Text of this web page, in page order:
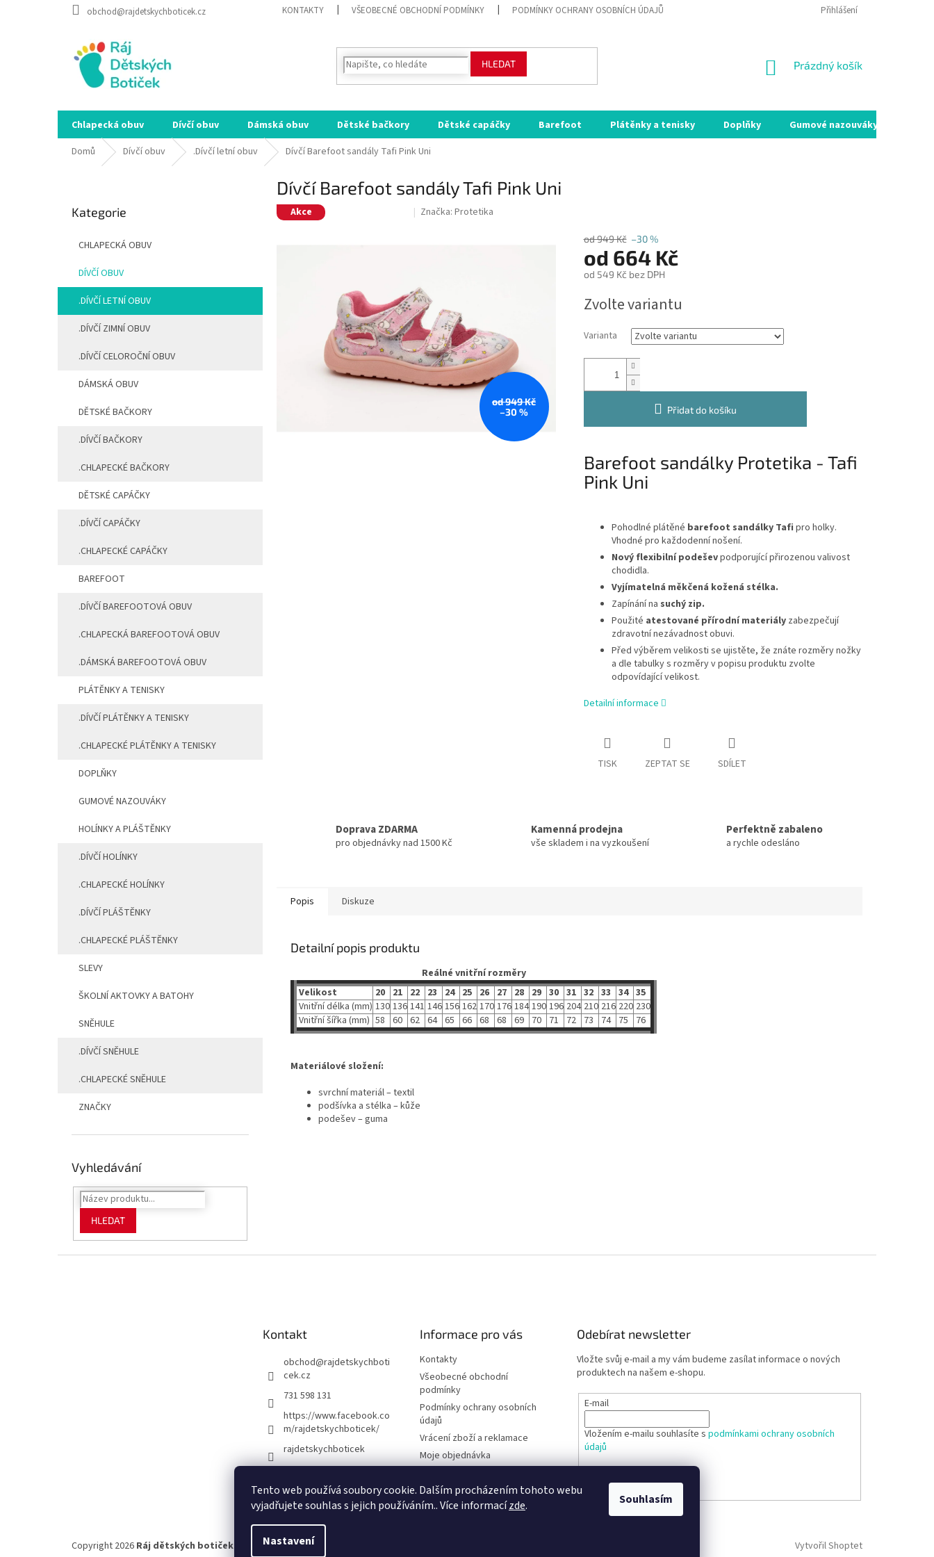
Tento web používá soubory cookie. Dalším procházením tohoto webu
vyjadřujete souhlas s jejich používáním.. Více informacízde.
Nastavení
Souhlasím
obchod@rajdetskychboticek.cz KONTAKTY VŠEOBECNÉ OBCHODNÍ PODMÍNKY PODMÍNKY OCHRANY OSOBNÍCH ÚDAJŮ MOJE OBJEDNÁVKA
Přihlášení
HLEDAT
NÁKUPNÍ
Prázdný košík
Chlapecká obuv Dívčí obuv Dámská obuv Dětské bačkory Dětské capáčky Barefoot Plátěnky a tenisky Doplňky Gumové nazouváky
Domů
Dívčí obuv .Dívčí letní obuv Dívčí Barefoot sandály Tafi Pink Uni
p
kategorie
Kategorie
CHLAPECKÁ OBUV
DÍVČÍ OBUV
.DÍVČÍ LETNÍ OBUV
.DÍVČÍ ZIMNÍ OBUV
.DÍVČÍ CELOROČNÍ OBUV
DÁMSKÁ OBUV
DĚTSKÉ BAČKORY
.DÍVČÍ BAČKORY
.CHLAPECKÉ BAČKORY
DĚTSKÉ CAPÁČKY
.DÍVČÍ CAPÁČKY
.CHLAPECKÉ CAPÁČKY
BAREFOOT
.DÍVČÍ BAREFOOTOVÁ OBUV
.CHLAPECKÁ BAREFOOTOVÁ OBUV
.DÁMSKÁ BAREFOOTOVÁ OBUV
PLÁTĚNKY A TENISKY
.DÍVČÍ PLÁTĚNKY A TENISKY
.CHLAPECKÉ PLÁTĚNKY A TENISKY
DOPLŇKY
GUMOVÉ NAZOUVÁKY
HOLÍNKY A PLÁŠTĚNKY
.DÍVČÍ HOLÍNKY
.CHLAPECKÉ HOLÍNKY
.DÍVČÍ PLÁŠTĚNKY
.CHLAPECKÉ PLÁŠTĚNKY
SLEVY
ŠKOLNÍ AKTOVKY A BATOHY
SNĚHULE
.DÍVČÍ SNĚHULE
.CHLAPECKÉ SNĚHULE
ZNAČKY
Vyhledávání
HLEDAT
Dívčí Barefoot sandály Tafi Pink Uni
Akce SALECODE:RAJ30:30:%Značka: Protetika
od 949 Kč
–30 %
od 949 Kč –30 %
od 664 Kč
od 549 Kčbez DPH
cena:
Zvolte variantu
Varianta
Přidat do košíku
Barefoot sandálky Protetika - Tafi
Pink Uni
Pohodlné plátěné barefoot sandálky Tafi pro holky.
Vhodné pro každodenní nošení.
Nový flexibilní podeševpodporující přirozenou valivost
chodidla.
Vyjímatelná měkčená kožená stélka.
Zapínání na suchý zip.
Použité atestované přírodní materiályzabezpečují
zdravotní nezávadnost obuvi.
Před výběrem velikosti se ujistěte, že znáte rozměry nožky
a dle tabulky s rozměry v popisu produktu zvolte
odpovídající velikost.
Detailní informace
TISK ZEPTAT SE SDÍLET
Doprava ZDARMA
pro objednávky nad 1500 Kč
Kamenná prodejna
vše skladem i na vyzkoušení
Perfektně zabaleno
a rychle odesláno
Popis Diskuze
Detailní popis produktu
Reálné vnitřní rozměry
Velikost
20 21 22 23 24 25 26 27 28 29 30 31 32 33 34 35
Vnitřní délka (mm) 130 136 141 146 156 162 170 176 184 190 196 204 210 216 220 230
Vnitřní šířka (mm) 58 60 62 64 65 66 68 68 69 70 71 72 73 74 75 76
Materiálové složení:
svrchní materiál – textil
podšívka a stélka – kůže
podešev – guma
Kontakt
obchod@rajdetskychboti
cek.cz
731 598 131
https://www.facebook.co
m/rajdetskychboticek/
rajdetskychboticek
Informace pro vás
Kontakty
Všeobecné obchodní
podmínky
Podmínky ochrany osobních
údajů
Vrácení zboží a reklamace
Moje objednávka
Barefoot obuv - Poradna
Odebírat newsletter
Vložte svůj e-mail a my vám budeme zasílat informace o nových
produktech na našem e-shopu.
E-mail
Vložením e-mailu souhlasíte spodmínkami ochrany osobních
údajů
Vytvořil Shoptet
Copyright 2026 Ráj dětských botiček . Všechna práva vyhrazena.